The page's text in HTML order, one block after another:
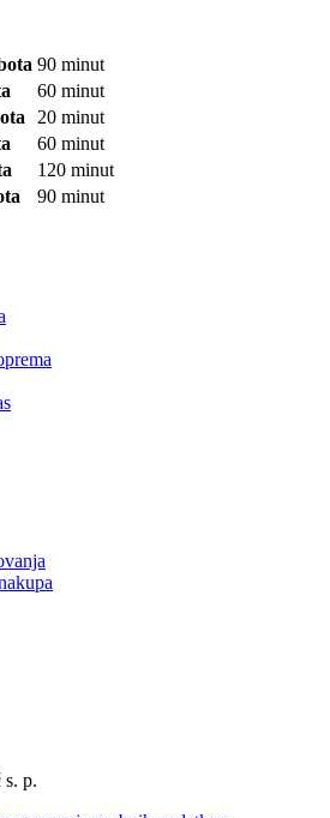
90 minut
60 minut
20 minut
60 minut
120 minut
90 minut
p.